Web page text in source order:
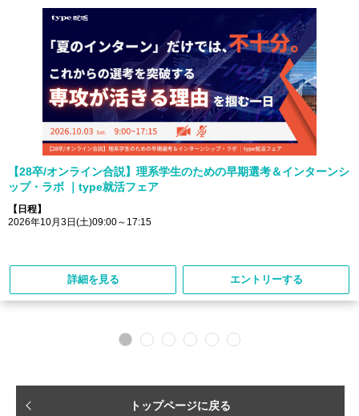
【28卒/オンライン合説】理系学生のための早期選考＆インターンシ
ップ・ラボ ｜type就活フェア
【日程】
2026年10月3日(土)09:00～17:15
詳細を見る エントリーする
トップページに戻る